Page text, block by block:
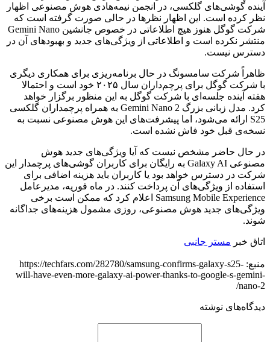
آینده گوشی‌های گلکسی، در انجمن نیمه‌هادی هوش مصنوعی اظهار
نظر کرده است. این اظهار نظرها در حالی صورت گرفته است که
شرکت گوگل هنوز هیچ اطلاعاتی در خصوص جانشین Gemini Nano
منتشر نکرده است و اطلاعاتی از ویژگی‌های جدید و بهبود‌های آن در
دسترس نیست.
ظاهراً شرکت سامسونگ در حال برنامه‌ریزی برای همکاری دیگری
با شرکت گوگل برای پرچم‌داران سال ۲۰۲۵ خود است و احتمالا
هفته آینده جلسه‌ای با شرکت گوگل به این منظور برگزار خواهد
کرد. مدل زبانی بزرگ Gemini Nano 2 به همراه پرچمداران گلکسی
S25 ارائه می‌شود، اما پیشرفت‌های این هوش مصنوعی نسبت به
نسخه‌ی قبل خود فاش نشده است.
در حال حاضر مشخص نیست که آیا ویژگی‌های جدید هوش
مصنوعی Galaxy AI به رایگان برای کاربران گوشی‌های پرچمدار این
شرکت در دسترس خواهد بود یا کاربران باید هزینه اضافی برای
استفاده از ویژگی‌های آن پرداخت کنند. در ماه فوریه، مدیرعامل
Samsung Mobile Experience اعلام کرد که ممکن است برخی
ویژگی‌های جدید هوش مصنوعی، روزی مشمول هزینه‌های جداگانه
شوند.
اتاق خبر مستر جانبی
منبع: https://techfars.com/282780/samsung-confirms-galaxy-s25-
will-have-even-more-galaxy-ai-power-thanks-to-google-s-gemini-
nano-2/
دیدگاه‌های نوشته